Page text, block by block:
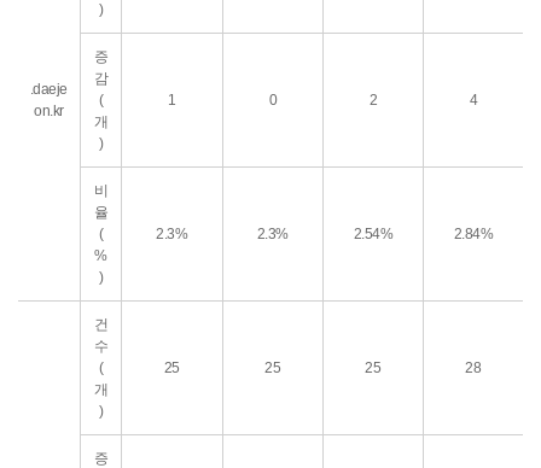
.daeje
on.kr
)
증
감
(
개
)
1 0 2 4
비
율
(
%
)
2.3% 2.3% 2.54% 2.84%
건
수
(
개
)
25 25 25 28
증